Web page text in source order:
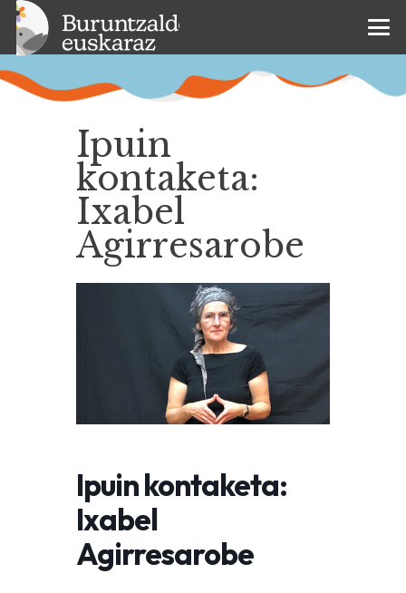
Ipuin
kontaketa:
Ixabel
Agirresarobe
Ipuin kontaketa:
Ixabel
Agirresarobe